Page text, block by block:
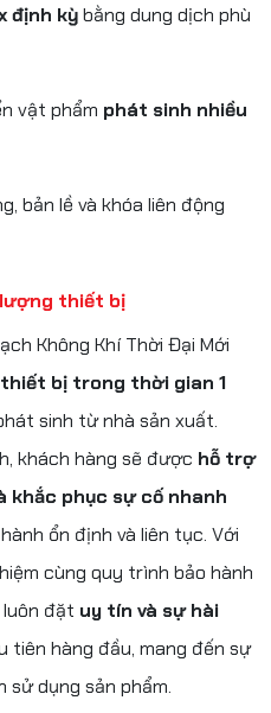
định kỳbằng dung dịch phù
vật phẩm phát sinh nhiều
bản lề và khóa liên động
thiết bị
Không Khí Thời Đại Mới
bị trong thời gian 1
sinh từ nhà sản xuất.
khách hàng sẽ được hỗ trợ
khắc phục sự cố nhanh
ổn định và liên tục. Với
cùng quy trình bảo hành
đặt uy tín và sự hài
tiên hàng đầu, mang đến sự
dụng sản phẩm.